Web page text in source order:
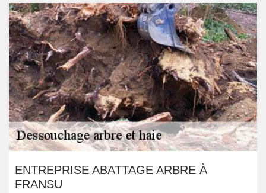
ENTREPRISE ABATTAGE ARBRE À
FRANSU